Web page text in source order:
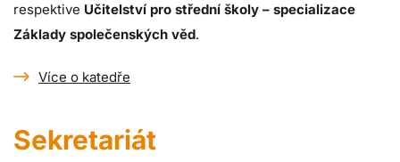
respektive Učitelství pro střední školy – specializace
Základy společenských věd.
Více o katedře
Sekretariát